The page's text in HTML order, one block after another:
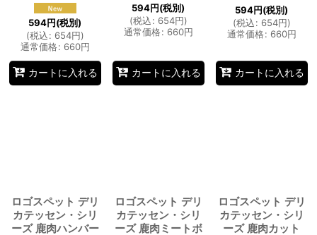
594円(税別)
(税込: 654円)
通常価格: 660円
カートに入れる
594円(税別)
(税込: 654円)
通常価格: 660円
カートに入れる
594円(税別)
(税込: 654円)
通常価格: 660円
カートに入れる
ロゴスペット デリ
カテッセン・シリ
ーズ 鹿肉ハンバー
ロゴスペット デリ
カテッセン・シリ
ーズ 鹿肉ミートボ
ロゴスペット デリ
カテッセン・シリ
ーズ 鹿肉カット